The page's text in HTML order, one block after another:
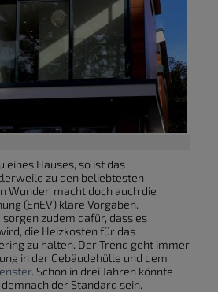
eines Hauses, so ist das
zu den beliebtesten
Wunder, macht doch auch die
(EnEV) klare Vorgaben.
zudem dafür, dass es
die Heizkosten für das
zu halten. Der Trend geht immer
in der Gebäudehülle und dem
. Schon in drei Jahren könnte
der Standard sein.